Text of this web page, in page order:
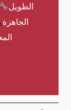
الطويل
الجاهزة